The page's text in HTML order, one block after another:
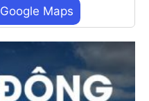
Maps